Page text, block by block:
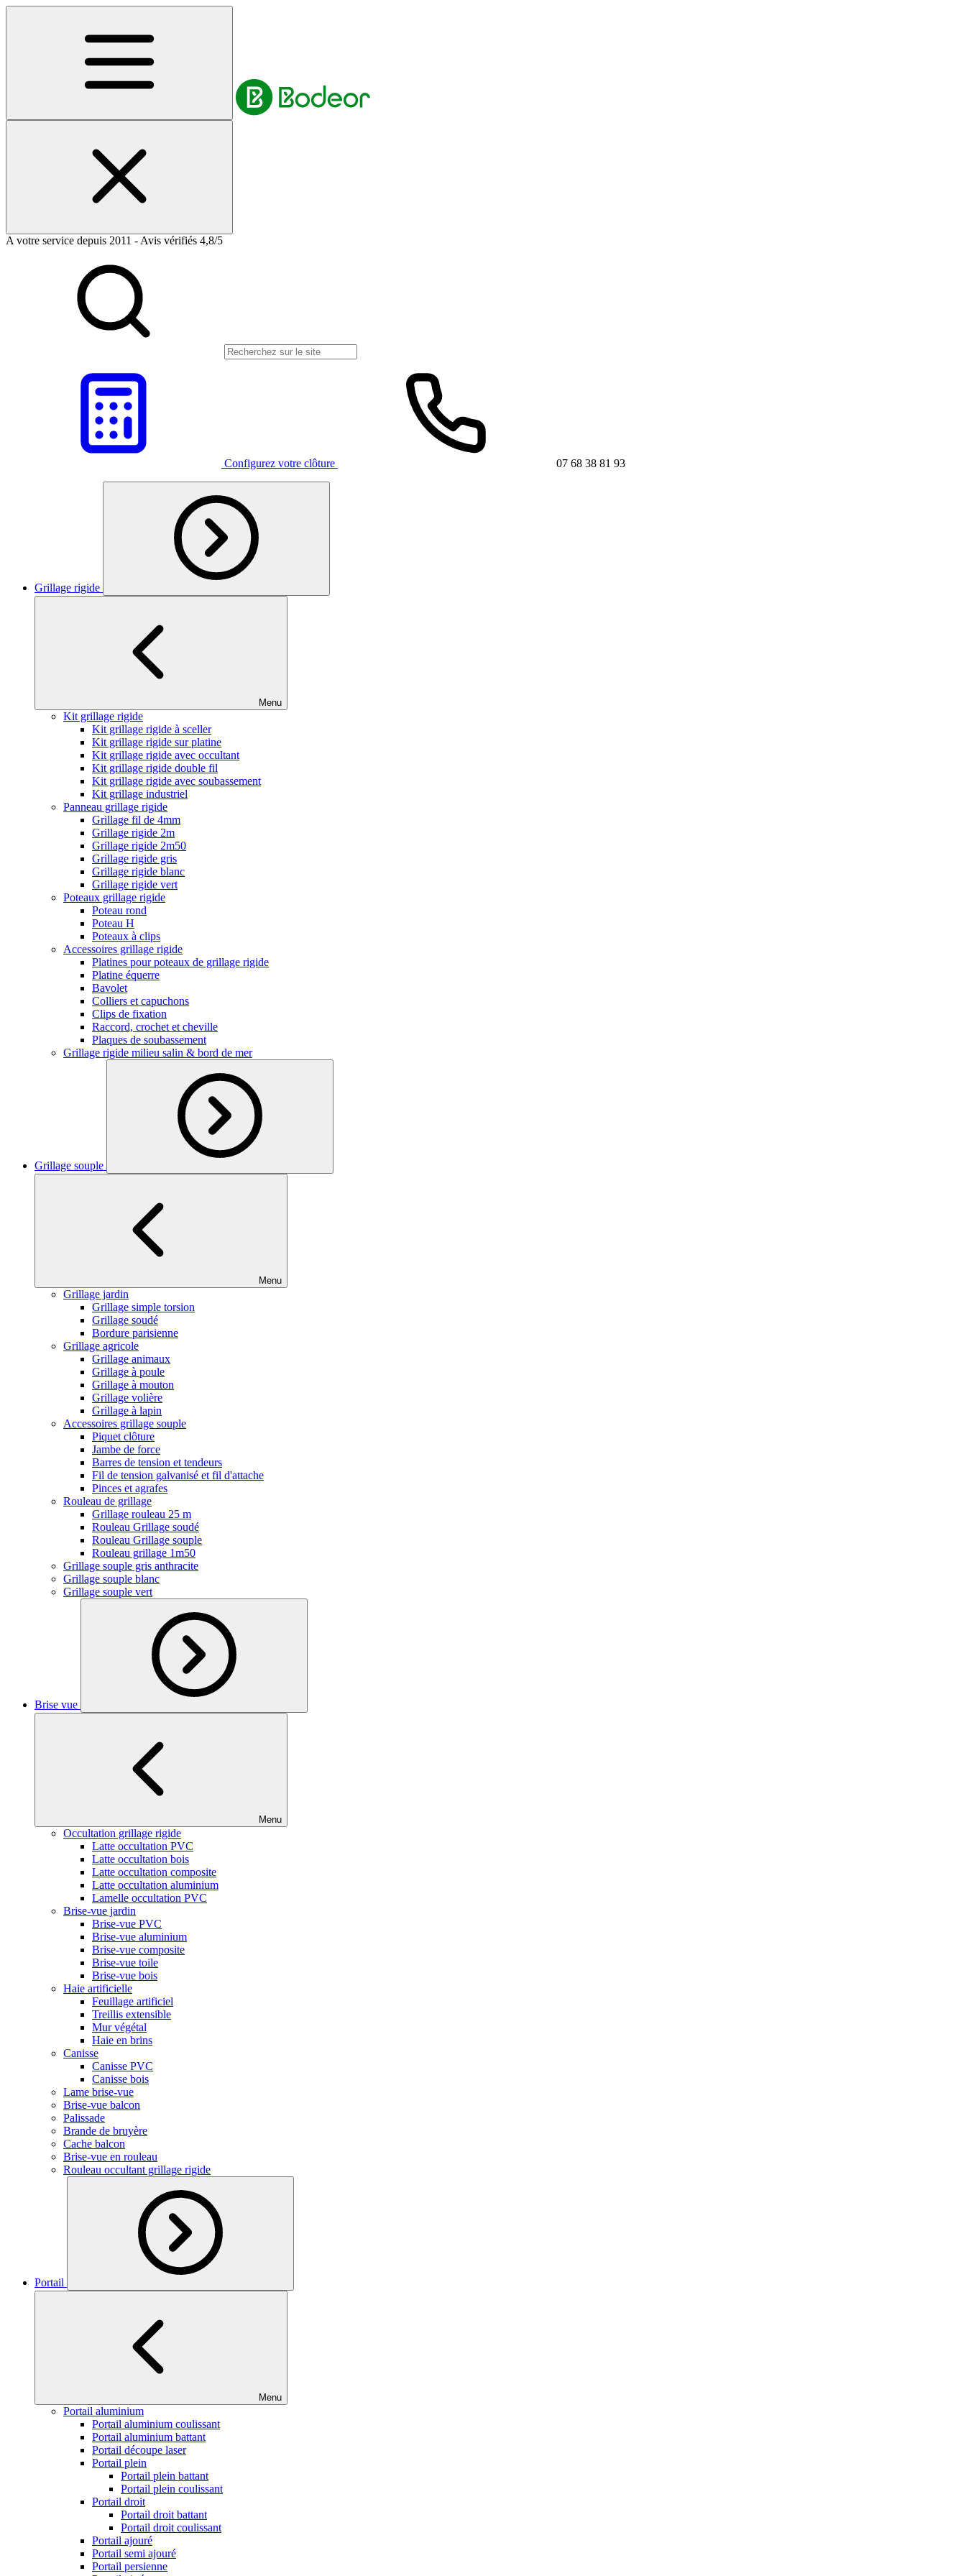
A votre service depuis 2011 - Avis vérifiés 4,8/5
Configurez votre clôture 07 68 38 81 93
Grillage rigide
Menu
Kit grillage rigide
Kit grillage rigide à sceller
Kit grillage rigide sur platine
Kit grillage rigide avec occultant
Kit grillage rigide double fil
Kit grillage rigide avec soubassement
Kit grillage industriel
Panneau grillage rigide
Grillage fil de 4mm
Grillage rigide 2m
Grillage rigide 2m50
Grillage rigide gris
Grillage rigide blanc
Grillage rigide vert
Poteaux grillage rigide
Poteau rond
Poteau H
Poteaux à clips
Accessoires grillage rigide
Platines pour poteaux de grillage rigide
Platine équerre
Bavolet
Colliers et capuchons
Clips de fixation
Raccord, crochet et cheville
Plaques de soubassement
Grillage rigide milieu salin & bord de mer
Grillage souple
Menu
Grillage jardin
Grillage simple torsion
Grillage soudé
Bordure parisienne
Grillage agricole
Grillage animaux
Grillage à poule
Grillage à mouton
Grillage volière
Grillage à lapin
Accessoires grillage souple
Piquet clôture
Jambe de force
Barres de tension et tendeurs
Fil de tension galvanisé et fil d'attache
Pinces et agrafes
Rouleau de grillage
Grillage rouleau 25 m
Rouleau Grillage soudé
Rouleau Grillage souple
Rouleau grillage 1m50
Grillage souple gris anthracite
Grillage souple blanc
Grillage souple vert
Brise vue
Menu
Occultation grillage rigide
Latte occultation PVC
Latte occultation bois
Latte occultation composite
Latte occultation aluminium
Lamelle occultation PVC
Brise-vue jardin
Brise-vue PVC
Brise-vue aluminium
Brise-vue composite
Brise-vue toile
Brise-vue bois
Haie artificielle
Feuillage artificiel
Treillis extensible
Mur végétal
Haie en brins
Canisse
Canisse PVC
Canisse bois
Lame brise-vue
Brise-vue balcon
Palissade
Brande de bruyère
Cache balcon
Brise-vue en rouleau
Rouleau occultant grillage rigide
Portail
Menu
Portail aluminium
Portail aluminium coulissant
Portail aluminium battant
Portail découpe laser
Portail plein
Portail plein battant
Portail plein coulissant
Portail droit
Portail droit battant
Portail droit coulissant
Portail ajouré
Portail semi ajouré
Portail persienne